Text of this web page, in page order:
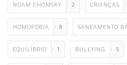
NOAM CHOMSKY 2 CRIANÇAS
HOMOFOBIA 8 SANEAMENTO
EQUILÍBRIO 1 BULLYING 5